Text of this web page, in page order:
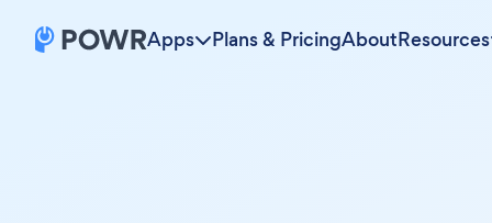
Apps Plans & PricingAboutResources